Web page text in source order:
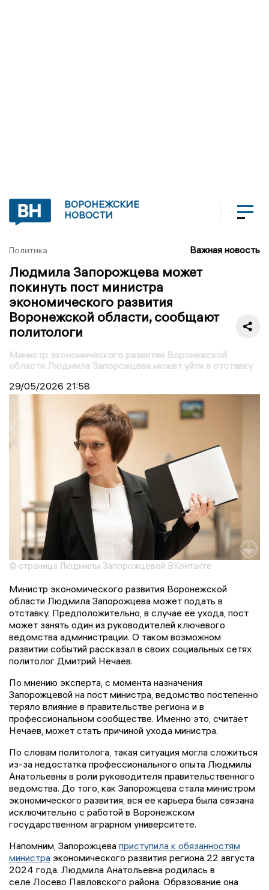
ВОРОНЕЖСКИЕ
НОВОСТИ
Политика Важная новость
Людмила Запорожцева может
покинуть пост министра
экономического развития
Воронежской области, сообщают
политологи
Министр экономического развития Воронежской
области Людмила Запорожцева может уйти в отставку
29/05/2026 21:58
© страница Людмилы Запорожцевой ВКонтакте
Министр экономического развития Воронежской
области Людмила Запорожцева может подать в
отставку. Предположительно, в случае ее ухода, пост
может занять один из руководителей ключевого
ведомства администрации. О таком возможном
развитии событий рассказал в своих социальных сетях
политолог Дмитрий Нечаев.
По мнению эксперта, с момента назначения
Запорожцевой на пост министра, ведомство постепенно
теряло влияние в правительстве региона и в
профессиональном сообществе. Именно это, считает
Нечаев, может стать причиной ухода министра.
По словам политолога, такая ситуация могла сложиться
из-за недостатка профессионального опыта Людмилы
Анатольевны в роли руководителя правительственного
ведомства. До того, как Запорожцева стала министром
экономического развития, вся ее карьера была связана
исключительно с работой в Воронежском
государственном аграрном университете.
Напомним, Запорожцева приступила к обязанностям
министра экономического развития региона 22 августа
2024 года. Людмила Анатольевна родилась в
селе Лосево Павловского района. Образование она